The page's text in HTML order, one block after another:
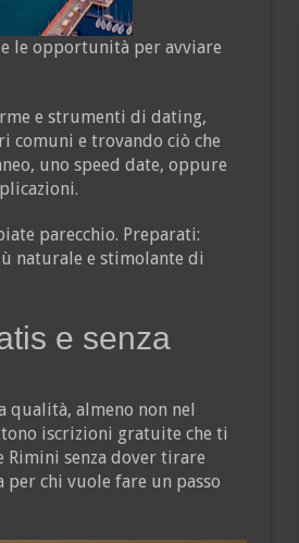
le opportunità per avviare
e strumenti di dating,
comuni e trovando ciò che
uno speed date, oppure
parecchio. Preparati:
naturale e stimolante di
e senza
qualità, almeno non nel
iscrizioni gratuite che ti
Rimini senza dover tirare
chi vuole fare un passo